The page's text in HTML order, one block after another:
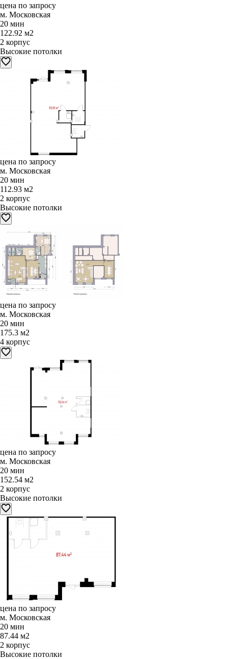
цена по запросу
м. Московская
20 мин
122.92 м2
2 корпус
Высокие потолки
цена по запросу
м. Московская
20 мин
112.93 м2
2 корпус
Высокие потолки
цена по запросу
м. Московская
20 мин
175.3 м2
4 корпус
цена по запросу
м. Московская
20 мин
152.54 м2
2 корпус
Высокие потолки
цена по запросу
м. Московская
20 мин
87.44 м2
2 корпус
Высокие потолки